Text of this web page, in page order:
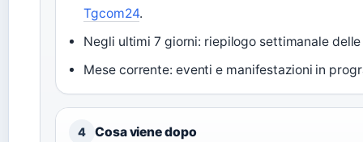
Tgcom24.
Negli ultimi 7 giorni: riepilogo settimanale
Mese corrente: eventi e manifestazioni in
4 Cosa viene dopo